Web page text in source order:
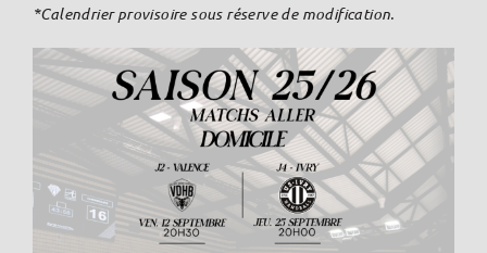
*Calendrier provisoire sous réserve de modification.